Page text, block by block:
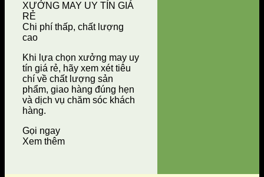
XƯỞNG MAY UY TÍN GIÁ
RẺ
Chi phí thấp, chất lượng
cao
Khi lựa chọn xưởng may uy
tín giá rẻ, hãy xem xét tiêu
chí về chất lượng sản
phẩm, giao hàng đúng hẹn
và dịch vụ chăm sóc khách
hàng.
Gọi ngay
Xem thêm